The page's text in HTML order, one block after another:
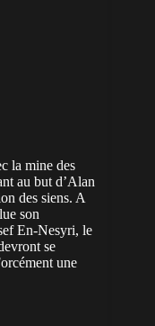
la mine des
au but d’Alan
des siens. A
son
En-Nesyri, le
se
une